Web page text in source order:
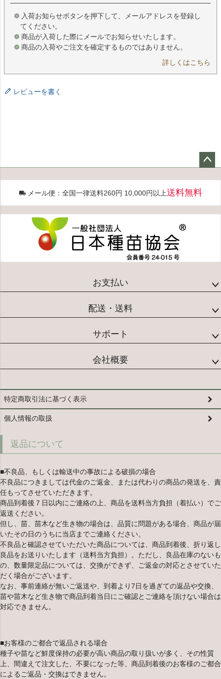
入荷お知らせボタンを押下して、メールアドレスを登録し
てください。
商品が入荷した際にメールでお知らせいたします。
商品の入荷やご注文を確定するものではありません。
詳しくはこちら
レビューを書く
ップ
へ
メール便：全国一律送料260円 10,000円以上送料無料
お支払い
配送・送料
サポート
会社概要
特定商取引法に基づく表示
個人情報の取扱
返品について
■不良品、もしくは輸送中の事故による破損の場合
不良品につきましては代金のご返金、または代わりの商品の発送を、責
任もってさせていただきます。
商品到着後７日以内にご連絡の上、商品を送料当方負担（着払い）でご
返送ください。
但し、苗、苗木など生き物の場合は、品質に問題がある場合、商品が届
いたその日のうちに当店までご連絡ください。
不良品と確認させていただいた商品については、商品到着後、折り返し
良品をお送りいたします（送料当方負担）。ただし、良品在庫のないも
の、数量限定品については、交換ができず、ご返金の対応とさせていた
だく場合がございます。
なお、事前連絡が無いご返送や、到着より7日を過ぎての返品や交換、
苗や苗木など生き物で商品到着当日にご確認とご連絡を頂けない場合は
対応できません。
■お客様のご都合で返品される場合
種子や苗など鮮度保持の必要が高い商品の取り扱いが多く、その性質
上、間違えて注文した、不要になった等、商品到着後のお客様のご都合
によるご返品・交換はできません。